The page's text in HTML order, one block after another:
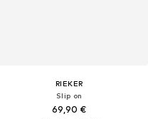
RIEKER
Slip on
69,90 €